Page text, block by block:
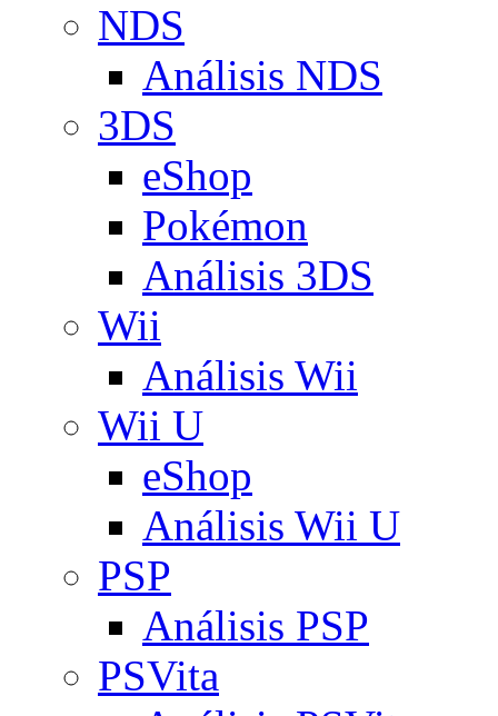
NDS
Análisis NDS
3DS
eShop
Pokémon
Análisis 3DS
Wii
Análisis Wii
Wii U
eShop
Análisis Wii U
PSP
Análisis PSP
PSVita